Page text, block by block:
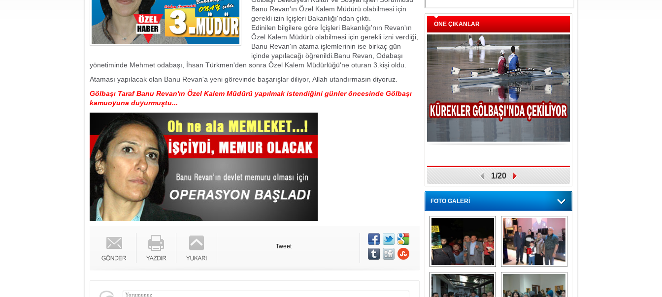
Banu Revan'ın Özel Kalem Müdürü olabilmesi için
gerekli izin İçişleri Bakanlığı'ndan çıktı.
Edinilen bilgilere göre İçişleri Bakanlığı'nın Revan'ın
Özel Kalem Müdürü olabilmesi için gerekli izni verdiği,
Banu Revan'ın atama işlemlerinin ise birkaç gün
içinde yapılacağı öğrenildi.Banu Revan, Odabaşı
yönetiminde Mehmet odabaşı, İhsan Türkmen'den sonra Özel Kalem Müdürlüğü'ne oturan 3.kişi oldu.
Ataması yapılacak olan Banu Revan'a yeni görevinde başarışlar diliyor, Allah utandırmasın diyoruz.
Gölbaşı Taraf Banu Revan'ın Özel Kalem Müdürü yapılmak istendiğini günler öncesinde Gölbaşı
kamuoyuna duyurmuştu...
Tweet
ÖNE ÇIKANLAR
1/20
FOTO GALERİ
Gölbaşı GAZZE
İÇİN YÜRÜDÜ
Kaymakamlıktan
iftar yemeği